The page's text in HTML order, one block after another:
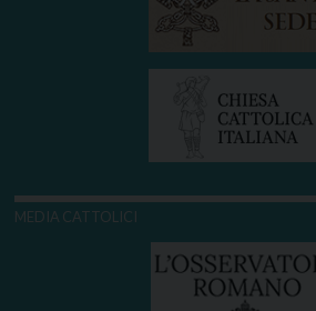
MEDIA CATTOLICI